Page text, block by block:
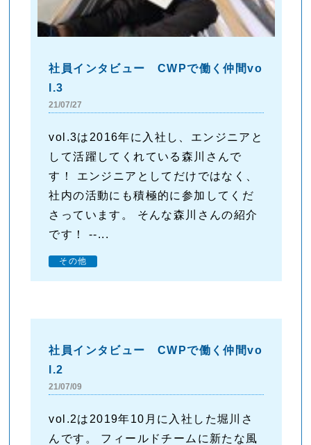
社員インタビュー CWPで働く仲間vo
l.3
21/07/27
vol.3は2016年に入社し、エンジニアと
して活躍してくれている森川さんで
す！ エンジニアとしてだけではなく、
社内の活動にも積極的に参加してくだ
さっています。 そんな森川さんの紹介
です！ --...
その他
社員インタビュー CWPで働く仲間vo
l.2
21/07/09
vol.2は2019年10月に入社した堀川さ
んです。 フィールドチームに新たな風